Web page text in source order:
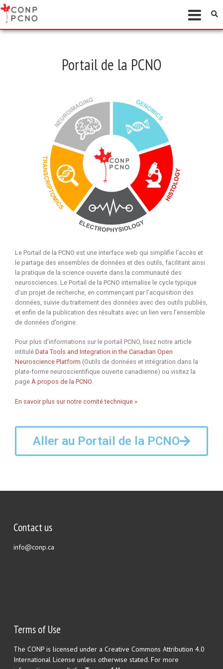
Portail de la PCNO
Le Portail de la PCNO est une interface web qui simplifie l’accès et
le partage des ensembles de données et des outils, facilitant ainsi
la pratique de la science ouverte dans la communauté des
neurosciences. Le Portail de la PCNO internalise le cycle typique
d’un projet de recherche, en commençant par l’acquisition des
données, suivie du traitement des données avec des outils publiés,
et enfin de la publication des résultats avec un lien vers l’ensemble
de données d’origine.
Pour plus d’informations sur le portail PCNO, lisez notre article
intitulé Data Tools and Integration in the Canadian Open
Neuroscience Platform (Outils de données et intégration dans la
plate-forme neuroscientifique ouverte canadienne) ou visitez la
page À propos de la PCNO.
En savoir plus sur notre comité technique »
Aller au Portail de la PCNO
Contact us
info@conp.ca
Terms of Use
The CONP is licensed under a Creative Commons Attribution 4.0
International License unless otherwise stated. For more